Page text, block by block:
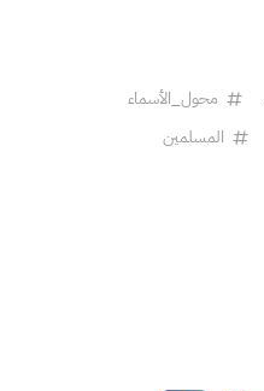
محول_الأسماء
المسلمين